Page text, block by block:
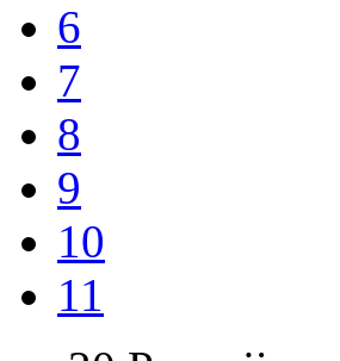
6
7
8
9
10
11